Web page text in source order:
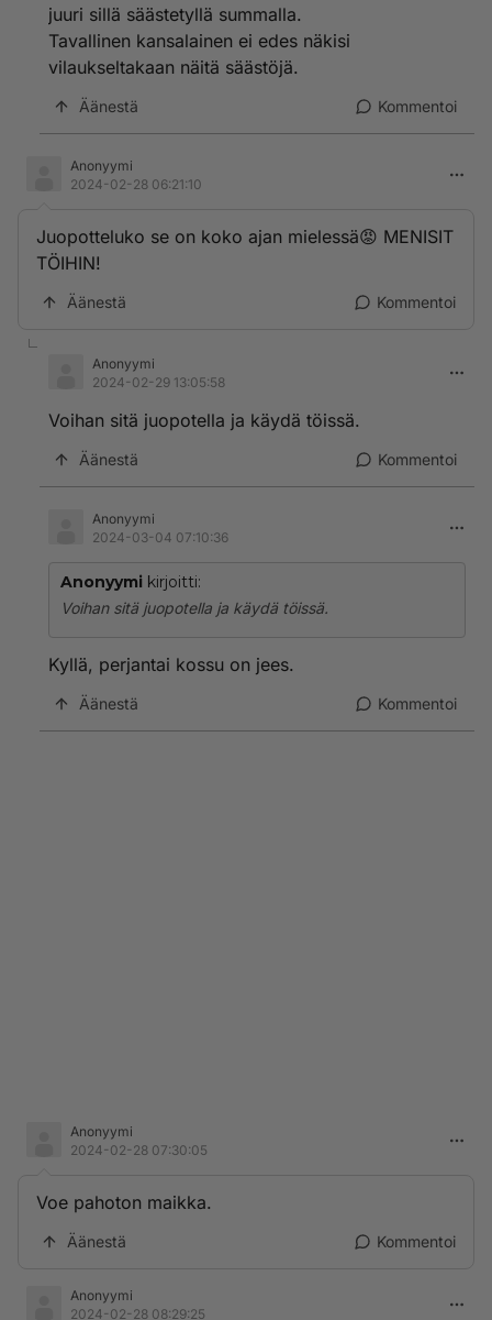
juuri sillä säästetyllä summalla.
Tavallinen kansalainen ei edes näkisi
vilaukseltakaan näitä säästöjä.
Äänestä Kommentoi
Anonyymi
2024-02-28 06:21:10
Juopotteluko se on koko ajan mielessä😡 MENISIT
TÖIHIN!
Äänestä Kommentoi
Anonyymi
2024-02-29 13:05:58
Voihan sitä juopotella ja käydä töissä.
Äänestä Kommentoi
Anonyymi
2024-03-04 07:10:36
Anonyymi kirjoitti:
Voihan sitä juopotella ja käydä töissä.
Kyllä, perjantai kossu on jees.
Äänestä Kommentoi
Anonyymi
2024-02-28 07:30:05
Voe pahoton maikka.
Äänestä Kommentoi
Anonyymi
2024-02-28 08:29:25